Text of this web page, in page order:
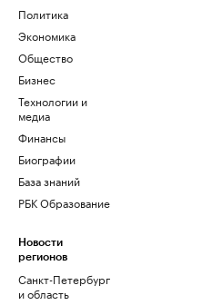
Политика
Экономика
Общество
Бизнес
Технологии и
медиа
Финансы
Биографии
База знаний
РБК Образование
Новости
регионов
Санкт-Петербург
и область